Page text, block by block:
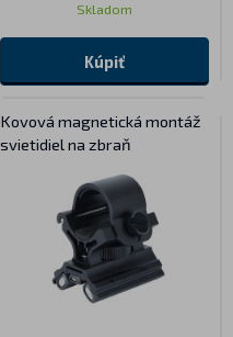
Skladom
Kúpiť
Kovová magnetická montáž
svietidiel na zbraň